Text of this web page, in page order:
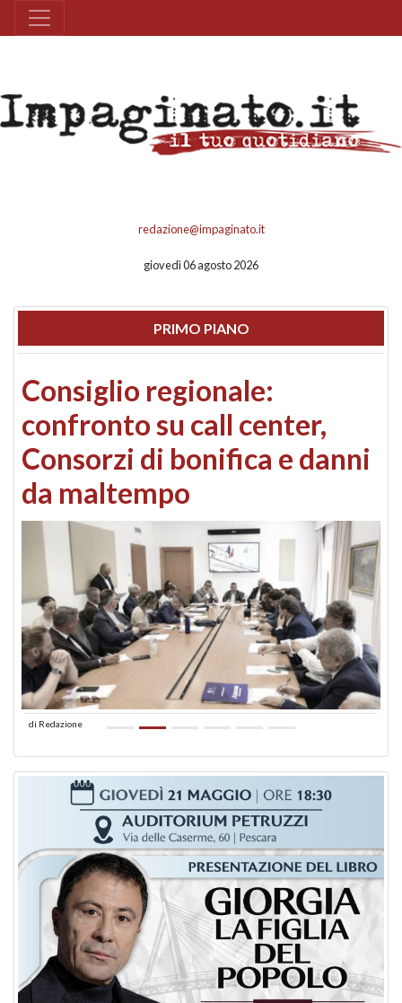
redazione@impaginato.it
giovedì 06 agosto 2026
PRIMO PIANO
Consiglio regionale:
confronto su call center,
Consorzi di bonifica e danni
da maltempo
di Redazione